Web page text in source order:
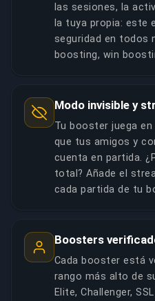
las sesiones, la
la tuya propia: este
seguridad en todos
boosting, win
Modo invisible y
Tu booster juega
que tus amigos y
cuenta en partida.
total? Añade el
cada partida de tu
Boosters
Cada booster está
rango más alto de
Elite, Challenger,